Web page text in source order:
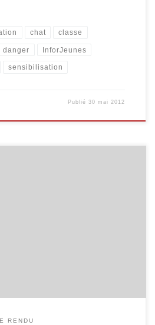
chat classe
danger InforJeunes
sensibilisation
Publié30 mai 2012
RENDU